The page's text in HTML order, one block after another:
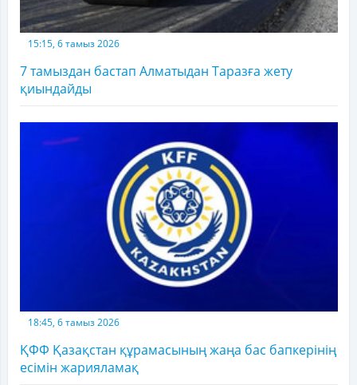
15:15, 6 тамыз 2026
7 тамыздан бастап Алматыдан Таразға жету
қиындайды
18:45, 6 тамыз 2026
ҚФФ Қазақстан құрамасының жаңа бас бапкерінің
есімін жарияламақ